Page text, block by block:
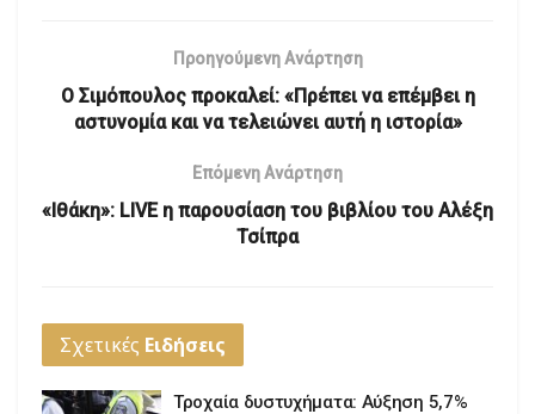
Προηγούμενη Ανάρτηση
Ο Σιμόπουλος προκαλεί: «Πρέπει να επέμβει η
αστυνομία και να τελειώνει αυτή η ιστορία»
Επόμενη Ανάρτηση
«Ιθάκη»: LIVE η παρουσίαση του βιβλίου του Αλέξη
Τσίπρα
Σχετικές Ειδήσεις
Τροχαία δυστυχήματα: Αύξηση 5,7%